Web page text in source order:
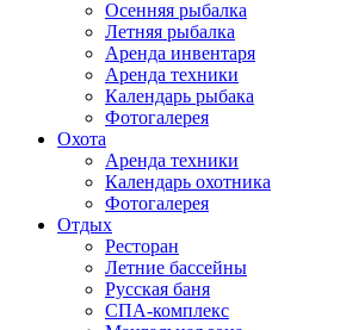
Осенняя рыбалка
Летняя рыбалка
Аренда инвентаря
Аренда техники
Календарь рыбака
Фотогалерея
Охота
Аренда техники
Календарь охотника
Фотогалерея
Отдых
Ресторан
Летние бассейны
Русская баня
СПА-комплекс